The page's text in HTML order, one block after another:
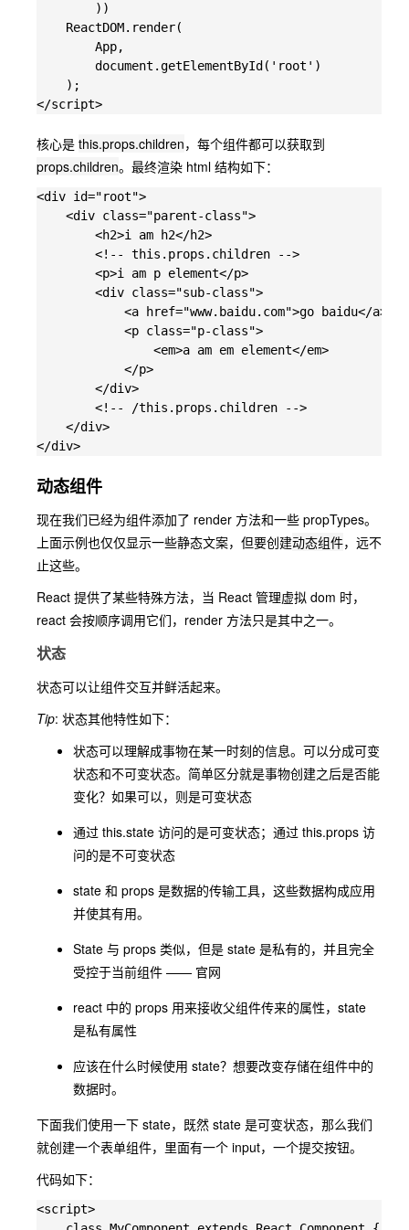
        ))
    ReactDOM.render(
        App,
        document.getElementById('root')
    );
核心是 this.props.children，每个组件都可以获取到
props.children。最终渲染 html 结构如下：
<div id="root">
    <div class="parent-class">
        <h2>i am h2</h2>
        <!-- this.props.children -->
        <p>i am p element</p>
        <div class="sub-class">
            <a href="www.baidu.com">go baidu</a>
            <p class="p-class">
                <em>a am em element</em>
            </p>
        </div>
        <!-- /this.props.children -->
    </div>
动态组件
现在我们已经为组件添加了 render 方法和一些 propTypes。
上面示例也仅仅显示一些静态文案，但要创建动态组件，远不
止这些。
React 提供了某些特殊方法，当 React 管理虚拟 dom 时，
react 会按顺序调用它们，render 方法只是其中之一。
状态
状态可以让组件交互并鲜活起来。
Tip: 状态其他特性如下：
状态可以理解成事物在某一时刻的信息。可以分成可变
状态和不可变状态。简单区分就是事物创建之后是否能
变化？如果可以，则是可变状态
通过 this.state 访问的是可变状态；通过 this.props 访
问的是不可变状态
state 和 props 是数据的传输工具，这些数据构成应用
并使其有用。
State 与 props 类似，但是 state 是私有的，并且完全
受控于当前组件 —— 官网
react 中的 props 用来接收父组件传来的属性，state
是私有属性
应该在什么时候使用 state？想要改变存储在组件中的
数据时。
下面我们使用一下 state，既然 state 是可变状态，那么我们
就创建一个表单组件，里面有一个 input，一个提交按钮。
代码如下：
<script>